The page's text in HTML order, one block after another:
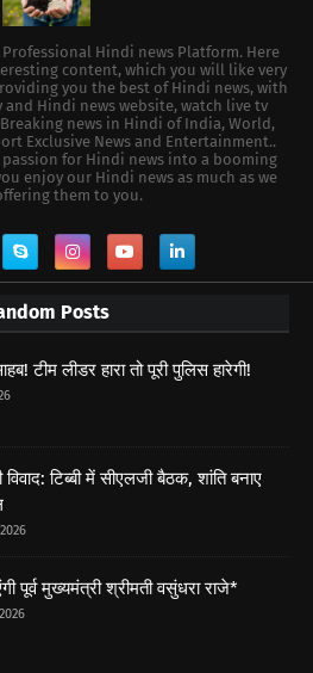
Professional Hindi news Platform. Here
content, which you will like very
you the best of Hindi news, with
Hindi news website, watch live tv
news in Hindi of India, World,
Exclusive News and Entertainment..
for Hindi news into a booming
enjoy our Hindi news as much as we
them to you.
Posts
टीम लीडर हारा तो पूरी पुलिस हारेगी!
टिब्बी में सीएलजी बैठक, शांति बनाए
पूर्व मुख्यमंत्री श्रीमती वसुंधरा राजे*